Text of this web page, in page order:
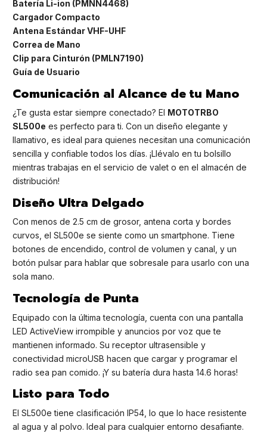
Batería Li-ion (PMNN4468)
Cargador Compacto
Antena Estándar VHF-UHF
Correa de Mano
Clip para Cinturón (PMLN7190)
Guía de Usuario
Comunicación al Alcance de tu Mano
¿Te gusta estar siempre conectado? El MOTOTRBO
SL500e es perfecto para ti. Con un diseño elegante y
llamativo, es ideal para quienes necesitan una comunicación
sencilla y confiable todos los días. ¡Llévalo en tu bolsillo
mientras trabajas en el servicio de valet o en el almacén de
distribución!
Diseño Ultra Delgado
Con menos de 2.5 cm de grosor, antena corta y bordes
curvos, el SL500e se siente como un smartphone. Tiene
botones de encendido, control de volumen y canal, y un
botón pulsar para hablar que sobresale para usarlo con una
sola mano.
Tecnología de Punta
Equipado con la última tecnología, cuenta con una pantalla
LED ActiveView irrompible y anuncios por voz que te
mantienen informado. Su receptor ultrasensible y
conectividad microUSB hacen que cargar y programar el
radio sea pan comido. ¡Y su batería dura hasta 14.6 horas!
Listo para Todo
El SL500e tiene clasificación IP54, lo que lo hace resistente
al agua y al polvo. Ideal para cualquier entorno desafiante.